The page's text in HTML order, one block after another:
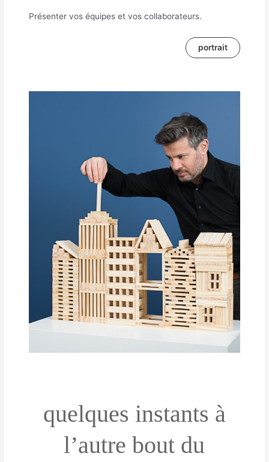
Présenter vos équipes et vos collaborateurs.
portrait
quelques instants à
l’autre bout du